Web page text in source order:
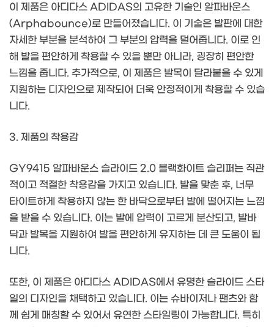
이 제품은 아디다스 ADIDAS의 고유한 기술인 알파바운스
(Arphabounce)로 만들어졌습니다. 이 기술은 발판에 대한
자세한 부분을 분석하여 그 부분의 압력을 덜어줍니다. 이로 인
해 발을 편안하게 착용할 수 있을 뿐만 아니라, 굉장히 편안한
느낌을 줍니다. 추가적으로, 이 제품은 발목이 달라붙을 수 있게
지원하는 디자인으로 제작되어 더욱 안정적이게 착용할 수 있습
니다.
3. 제품의 착용감
GY9415 알파바운스 슬라이드 2.0 블랙화이트 슬리퍼는 직관
적이고 적절한 착용감을 가지고 있습니다. 발을 맞춘 후, 너무
타이트하게 착용하지 않는 한 바닥으로부터 발에 떨어지는 느낌
을 받을 수 있습니다. 이는 발에 압력이 고르게 분산되고, 발바
닥과 발목을 지원하여 발을 편안하게 유지하는 데 큰 도움이 됩
니다.
또한, 이 제품은 아디다스 ADIDAS에서 유명한 슬라이드 스타
일의 디자인을 채택하고 있습니다. 이는 슈바이저나 팬츠와 함
께 쉽게 매칭할 수 있어서 유연한 스타일링이 가능합니다. 특히